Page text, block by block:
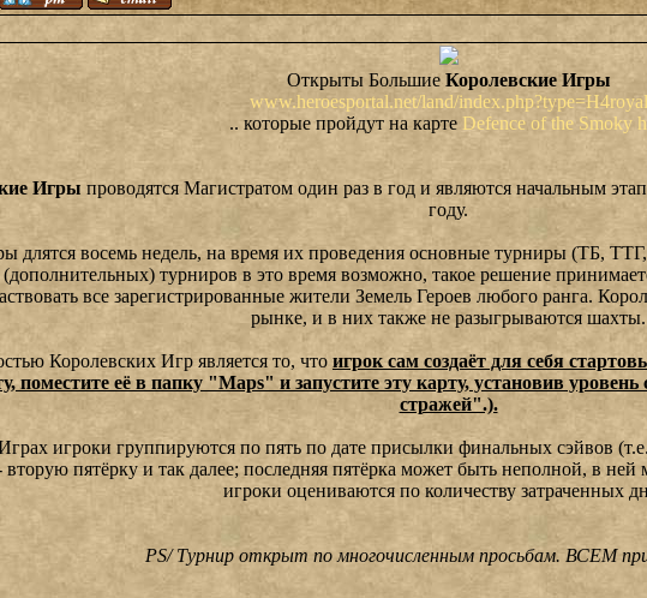
Открыты Большие Королевские Игры
www.heroesportal.net/land/index.php?type=H4royal
.. которые пройдут на карте Defence of the Smoky
Игры проводятся Магистратом один раз в год и являются начальным
году.
длятся восемь недель, на время их проведения основные турниры (ТБ,
(дополнительных) турниров в это время возможно, такое решение
все зарегистрированные жители Земель Героев любого ранга.
рынке, и в них также не разыгрываются шахты.
Королевских Игр является то, что игрок сам создаёт для себя
поместите её в папку "Maps" и запустите эту карту, установив
стражей".).
игроки группируются по пять по дате присылки финальных сэйвов
пятёрку и так далее; последняя пятёрка может быть неполной, в ней
игроки оцениваются по количеству затраченных
PS/ Турнир открыт по многочисленным просьбам. ВСЕМ